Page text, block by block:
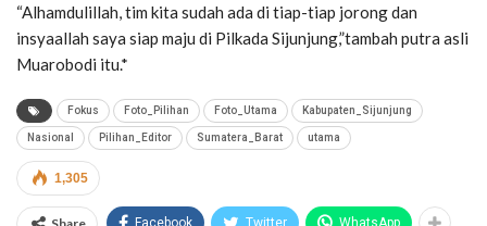
“Alhamdulillah, tim kita sudah ada di tiap-tiap jorong dan
insyaallah saya siap maju di Pilkada Sijunjung,”tambah putra asli
Muarobodi itu.*
Fokus Foto_Pilihan Foto_Utama Kabupaten_Sijunjung
Nasional Pilihan_Editor Sumatera_Barat utama
1,305
Facebook Twitter WhatsApp